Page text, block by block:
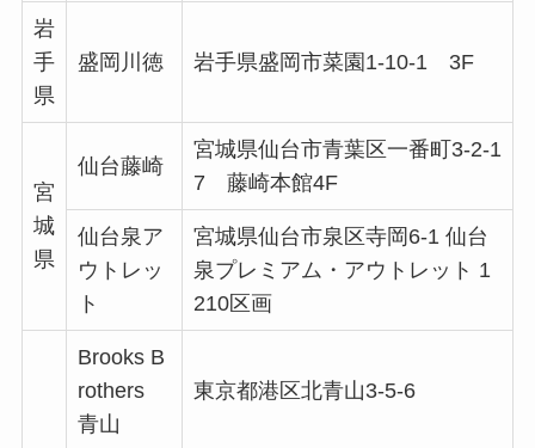
岩
手
県
盛岡川徳 岩手県盛岡市菜園1-10-1 3F
宮
城
県
仙台藤崎
宮城県仙台市青葉区一番町3-2-1
7 藤崎本館4F
仙台泉ア
ウトレッ
ト
宮城県仙台市泉区寺岡6-1 仙台
泉プレミアム・アウトレット 1
210区画
Brooks B
rothers
青山
東京都港区北青山3-5-6